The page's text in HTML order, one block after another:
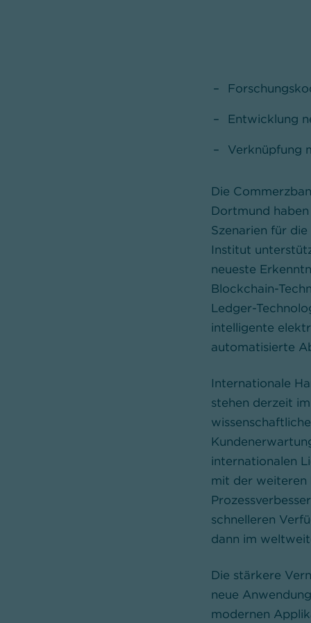
Entwicklung
Verknüpfung
Die
Dortmund
Szenarien für
Institut
neueste
Blockchain-
Ledger-
intelligente
automatisierte
Internationale
stehen derzeit
internationalen
mit der weiteren
schnelleren
dann im
Die stärkere
neue
modernen